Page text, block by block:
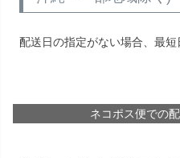
配送日の指定がない場合、最短
ネコポス便での